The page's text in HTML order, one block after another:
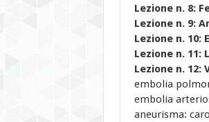
Lezione n. 8:
Lezione n. 9:
Lezione n. 10:
Lezione n. 11:
Lezione n. 12:
embolia
embolia
aneurisma: